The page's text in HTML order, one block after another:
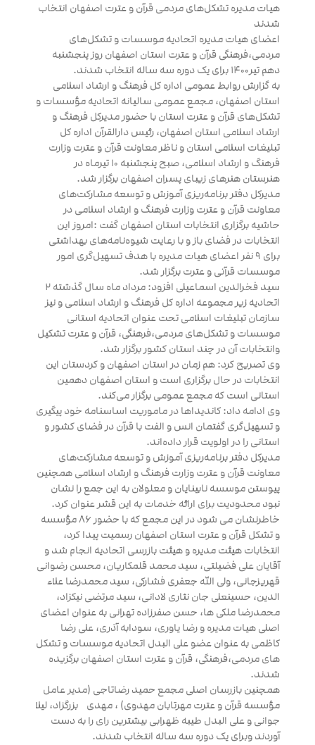
هیات مدیره تشکل‌های مردمی قرآن و عترت اصفهان انتخاب
شدند
اعضای هیات مدیره اتحادیه موسسات و تشکل‌های
مردمی،فرهنگی قرآن و عترت استان اصفهان روز پنجشنبه
دهم تیر۱۴۰۰ برای یک دوره سه ساله انتخاب شدند.
به گزارش روابط عمومی اداره کل فرهنگ و ارشاد اسلامی
استان اصفهان، مجمع عمومی سالیانه اتحادیه مؤسسات و
تشکل‌های قرآن و عترت استان با حضور مدیرکل فرهنگ و
ارشاد اسلامی استان اصفهان، رئیس دارالقرآن اداره کل
تبلیغات اسلامی استان و ناظر معاونت قرآن و عترت وزارت
فرهنگ و ارشاد اسلامی، صبح پنجشنبه ۱۰ تیرماه در
هنرستان هنرهای زیبای پسران اصفهان برگزار شد.
مدیرکل دفتر برنامه‌ریزی آموزش و توسعه مشارکت‌های
معاونت قرآن و عترت وزارت فرهنگ و ارشاد اسلامی در
حاشیه برگزاری انتخابات استان اصفهان گفت :امروز این
انتخابات در فضای باز و با رعایت شیوه‌نامه‌های بهداشتی
برای ۹ نفر اعضای هیات مدیره با هدف تسهیل‌گری امور
موسسات قرآنی و عترت برگزار شد.
سید فخرالدین اسماعیلی افزود: مرداد ماه سال گذشته ۲
اتحادیه زیر مجموعه اداره کل فرهنگ و ارشاد اسلامی و نیز
سازمان تبلیغات اسلامی تحت عنوان اتحادیه استانی
موسسات و تشکل‌های مردمی،فرهنگی، قرآن و عترت تشکیل
وانتخابات آن در چند استان کشور برگزار شد.
وی تصریح کرد: هم زمان در استان اصفهان و کردستان این
انتخابات در حال برگزاری است و استان اصفهان دهمین
استانی است که مجمع عمومی برگزار می‌کند.
وی ادامه داد: کاندیداها در ماموریت اساسنامه خود پیگیری
و تسهیل‌گری گفتمان انس و الفت با قرآن در فضای کشور و
استانی را در اولویت قرار داده‌اند.
مدیرکل دفتر برنامه‌ریزی آموزش و توسعه مشارکت‌های
معاونت قرآن و عترت وزارت فرهنگ و ارشاد اسلامی همچنین
پیوستن موسسه نابینایان و معلولان به این جمع را نشان
نبود محدودیت برای ارائه خدمات به این قشر عنوان کرد.
خاطرنشان می شود در این مجمع که با حضور ۸۶ مؤسسه
و تشکل قرآن و عترت استان اصفهان رسمیت پیدا کرد،
انتخابات هیئت مدیره و هیئت بازرسی اتحادیه انجام شد و
آقایان علی فضیلتی، سید محمد قلمکاریان، محسن رضوانی
قهریزجانی، ولی الله جعفری فشارکی، سید محمدرضا علاء
الدین، حسینعلی جان نثاری لادانی، سید مرتضی نیکزاد،
محمدرضا ملکی ها، حسن صفرزاده تهرانی به عنوان اعضای
اصلی هیات مدیره و رضا یاوری، سودابه آذری، علی رضا
کاظمی به عنوان عضو علی البدل اتحادیه موسسات و تشکل
های مردمی،فرهنگی، قرآن و عترت استان اصفهان برگزیده
شدند.
همچنین بازرسان اصلی مجمع حمید رضاتاجی (مدیر عامل
مؤسسه قرآن و عترت مهرتابان مهدوی) ، مهدی بزرگزاد، لیلا
جوانی و علی البدل طیبه ظهرابی بیشترین رای را به دست
آوردند وبرای یک دوره سه ساله انتخاب شدند.